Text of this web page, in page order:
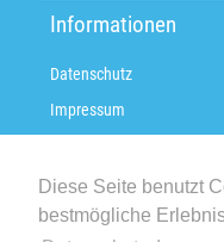
Diese Seite benutzt
bestmögliche
Informationen
Datenschutz
Impressum
Versandkosten /
Widerrufsbelehrung